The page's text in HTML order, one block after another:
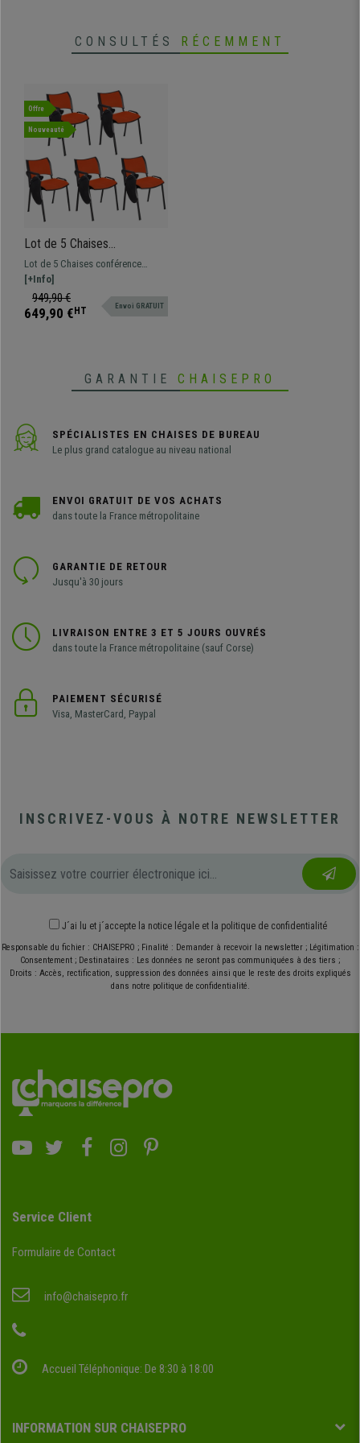
CONSULTÉS RÉCEMMENT
Offre
Nouveauté
Lot de 5 Chaises
conférence ROMEL AVEC
TABLETTE, Rembourrage
Commode, Empilables,
Piétement Noir, en Tissu,
Orange
Lot de 5 Chaises conférence
design ROMEL AVEC TABLETTE
pratiques et fonctionnelles.
Confortables, résistantes et avec
[+Info]
949,90 €
649,90 € HT Envoi GRATUIT
GARANTIE CHAISEPRO
SPÉCIALISTES EN CHAISES DE BUREAU
Le plus grand catalogue au niveau national
ENVOI GRATUIT DE VOS ACHATS
dans toute la France métropolitaine
GARANTIE DE RETOUR
Jusqu'à 30 jours
LIVRAISON ENTRE 3 ET 5 JOURS OUVRÉS
dans toute la France métropolitaine (sauf Corse)
PAIEMENT SÉCURISÉ
Visa, MasterCard, Paypal
INSCRIVEZ-VOUS À NOTRE NEWSLETTER
J´ai lu et j´accepte la notice légale et la politique de confidentialité
Responsable du fichier : CHAISEPRO ; Finalité : Demander à recevoir la newsletter ; Légitimation :
Consentement ; Destinataires : Les données ne seront pas communiquées à des tiers ;
Droits : Accès, rectification, suppression des données ainsi que le reste des droits expliqués
dans notre politique de confidentialité.
Service Client
Formulaire de Contact
info@chaisepro.fr
Accueil Téléphonique: De 8:30 à 18:00
INFORMATION SUR CHAISEPRO